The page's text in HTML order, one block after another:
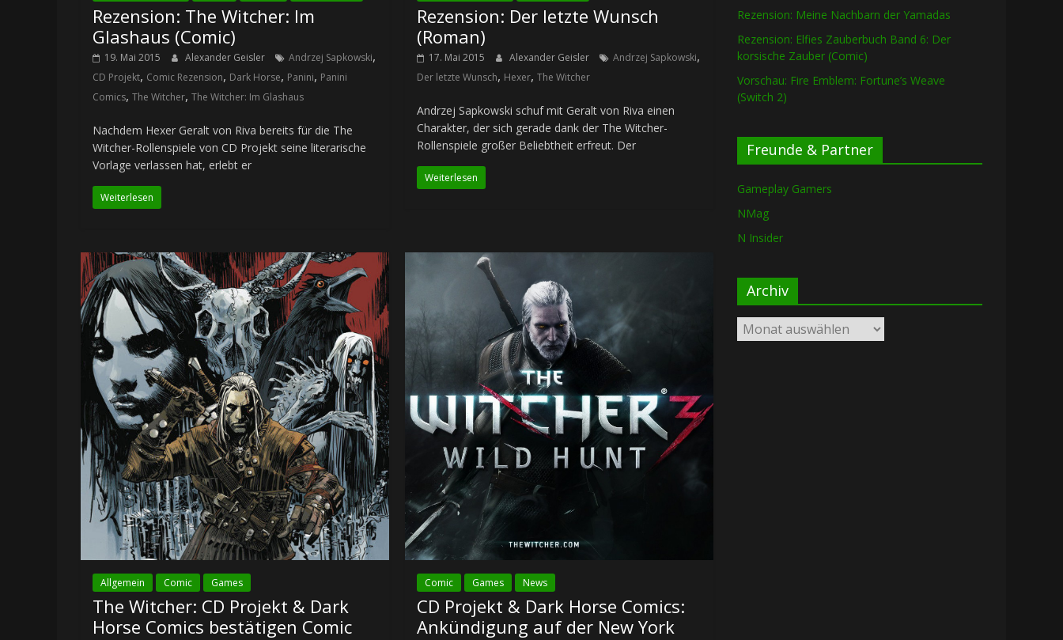
Rezension: The Witcher: Im
Glashaus (Comic)
19. Mai 2015 Alexander Geisler Andrzej Sapkowski,
CD Projekt, Comic Rezension, Dark Horse, Panini, Panini
Comics, The Witcher, The Witcher: Im Glashaus
Nachdem Hexer Geralt von Riva bereits für die The
Witcher-Rollenspiele von CD Projekt seine literarische
Vorlage verlassen hat, erlebt er
Weiterlesen
Rezension: Der letzte Wunsch
(Roman)
17. Mai 2015 Alexander Geisler Andrzej Sapkowski,
Der letzte Wunsch, Hexer,The Witcher
Andrzej Sapkowski schuf mit Geralt von Riva einen
Charakter, der sich gerade dank der The Witcher-
Rollenspiele großer Beliebtheit erfreut. Der
Weiterlesen
Allgemein Comic Games
The Witcher: CD Projekt & Dark
Horse Comics bestätigen Comic
Comic Games News
CD Projekt & Dark Horse Comics:
Ankündigung auf der New York
Rezension: Meine Nachbarn der Yamadas
Rezension: Elfies Zauberbuch Band 6: Der
korsische Zauber (Comic)
Vorschau: Fire Emblem: Fortune’s Weave
(Switch 2)
Freunde & Partner
Gameplay Gamers
NMag
N Insider
Archiv
Archiv